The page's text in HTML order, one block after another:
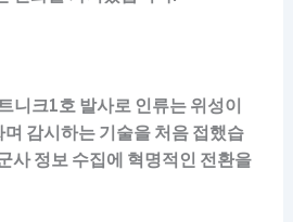
니크1호 발사로 인류는 위성이
감시하는 기술을 처음 접했습
사 정보 수집에 혁명적인 전환을